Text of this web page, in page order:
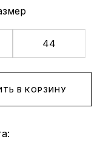
44
В КОРЗИНУ